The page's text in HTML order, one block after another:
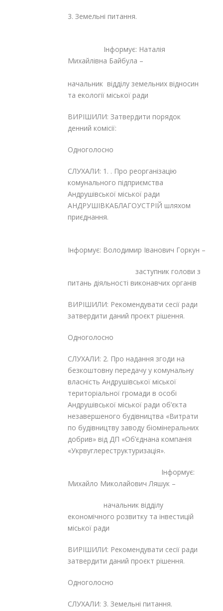
3. Земельні питання.
Інформує: Наталія
Михайлівна Байбула –
начальник відділу земельних відносин
та екології міської ради
ВИРІШИЛИ: Затвердити порядок
денний комісії:
Одноголосно
СЛУХАЛИ: 1. . Про реорганізацію
комунального підприємства
Андрушівської міської ради
АНДРУШІВКАБЛАГОУСТРІЙ шляхом
приєднання.
Інформує: Володимир Іванович Горкун –
заступник голови з
питань діяльності виконавчих органів
ВИРІШИЛИ: Рекомендувати сесії ради
затвердити даний проєкт рішення.
Одноголосно
СЛУХАЛИ: 2. Про надання згоди на
безкоштовну передачу у комунальну
власність Андрушівської міської
територіальної громади в особі
Андрушівської міської ради об’єкта
незавершеного будівництва «Витрати
по будівництву заводу біомінеральних
добрив» від ДП «Об’єднана компанія
«Укрвуглереструктуризація».
Інформує:
Михайло Миколайович Ляшук –
начальник відділу
економічного розвитку та інвестицій
міської ради
ВИРІШИЛИ: Рекомендувати сесії ради
затвердити даний проєкт рішення.
Одноголосно
СЛУХАЛИ: 3. Земельні питання.